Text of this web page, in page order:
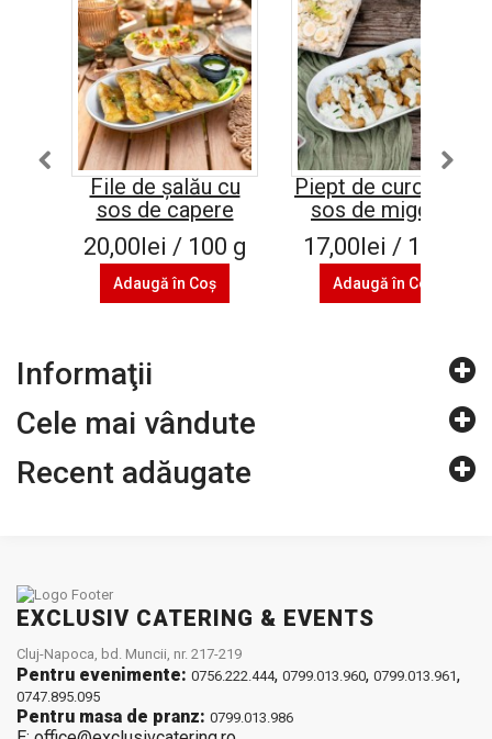
File de șalău cu
sos de capere
20,00lei / 100 g
Adaugă în Coş
Piept de curcan cu
sos de migdale
17,00lei / 100 g
Adaugă în Coş
Informaţii
Cele mai vândute
Recent adăugate
EXCLUSIV CATERING & EVENTS
Cluj-Napoca, bd. Muncii, nr. 217-219
Pentru evenimente: 0756.222.444, 0799.013.960, 0799.013.961,
0747.895.095
Pentru masa de pranz: 0799.013.986